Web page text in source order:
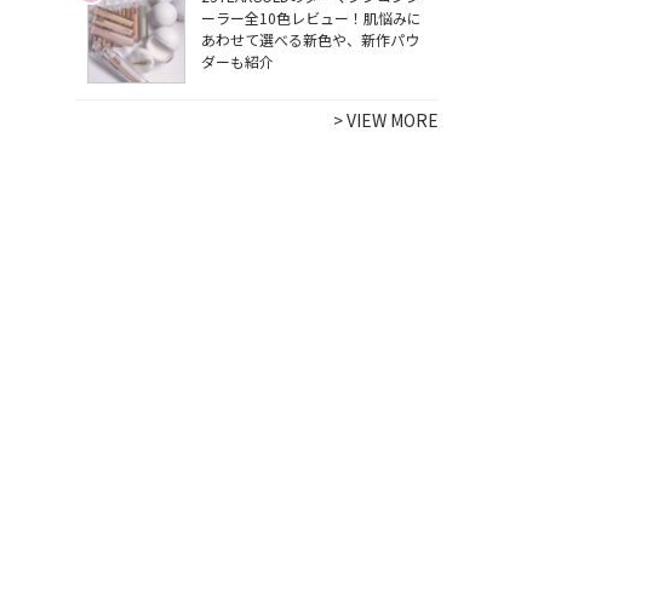
ーラー全10色レビュー！肌悩みに
あわせて選べる新色や、新作パウ
ダーも紹介
>VIEW MORE